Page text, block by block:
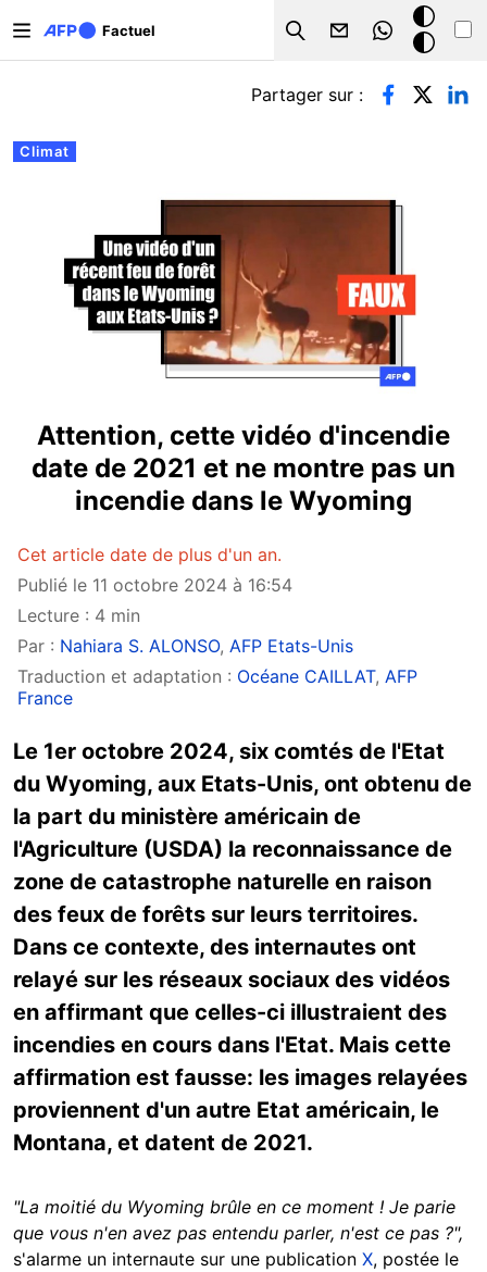
Factuel
Search
Mode
sombre
Onglets principaux
Climat
Partager sur :
Attention, cette vidéo d'incendie
date de 2021 et ne montre pas un
incendie dans le Wyoming
Cet article date de plus d'un an.
Publié le 11 octobre 2024 à 16:54
Lecture : 4 min
Par : Nahiara S. ALONSO, AFP Etats-Unis
Traduction et adaptation : Océane CAILLAT, AFP
France
Le 1er octobre 2024, six comtés de l'Etat
du Wyoming, aux Etats-Unis, ont obtenu de
la part du ministère américain de
l'Agriculture (USDA) la reconnaissance de
zone de catastrophe naturelle en raison
des feux de forêts sur leurs territoires.
Dans ce contexte, des internautes ont
relayé sur les réseaux sociaux des vidéos
en affirmant que celles-ci illustraient des
incendies en cours dans l'Etat. Mais cette
affirmation est fausse: les images relayées
proviennent d'un autre Etat américain, le
Montana, et datent de 2021.
"La moitié du Wyoming brûle en ce moment ! Je parie
que vous n'en avez pas entendu parler, n'est ce pas ?",
s'alarme un internaute sur une publication X, postée le